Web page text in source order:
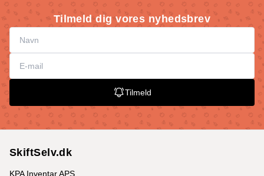
Tilmeld dig vores nyhedsbrev
Tilmeld
SkiftSelv.dk
KPA Inventar APS